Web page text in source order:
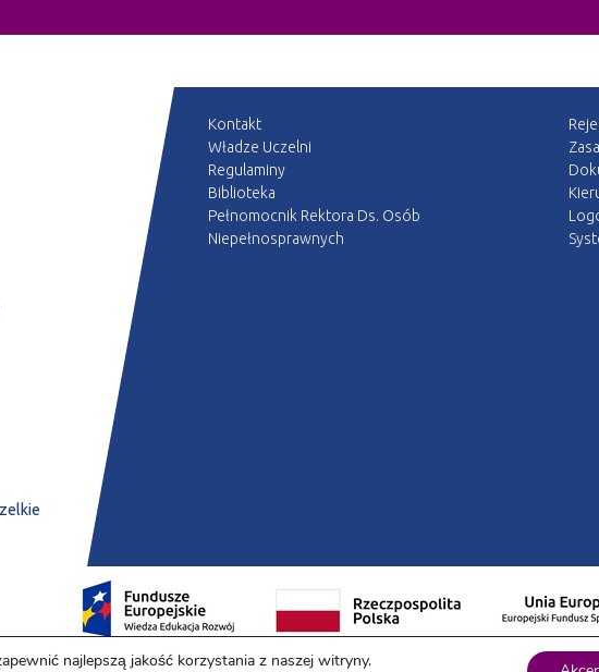
Kontakt
Władze Uczelni
Regulaminy
Biblioteka
Pełnomocnik Rektora Ds. Osób
Niepełnosprawnych
najlepszą jakość korzystania z naszej witryny.